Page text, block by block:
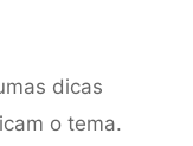
dicas
o tema.